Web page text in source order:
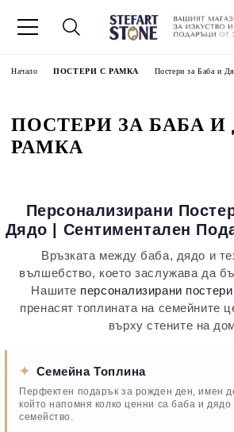
Начало ПОСТЕРИ С РАМКА Постери за Баба и
ПОСТЕРИ ЗА БАБА И
РАМКА
Персонализирани
Дядо | Сентиментален
Връзката между баба, дядо и
вълшебство, което заслужава да
Нашите персонализирани
пренасят топлината на семейните
върху стените на
✦ Семейна Топлина
Перфектен подарък за рожден ден, имен
който напомня колко ценни са баба и дядо
семейство.